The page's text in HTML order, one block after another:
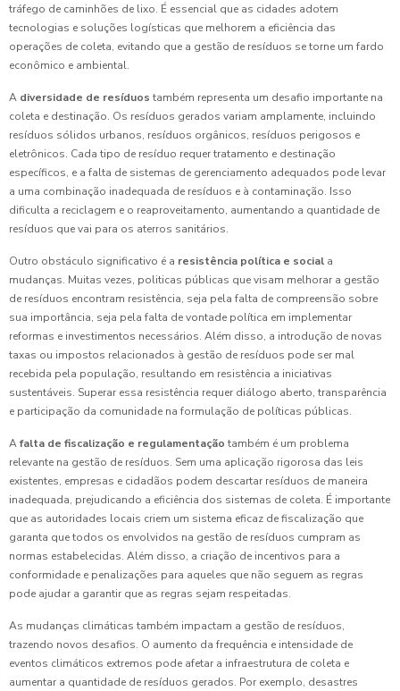
tráfego de caminhões de lixo. É essencial que as cidades adotem
tecnologias e soluções logísticas que melhorem a eficiência das
operações de coleta, evitando que a gestão de resíduos se torne um fardo
econômico e ambiental.
A diversidade de resíduos também representa um desafio importante na
coleta e destinação. Os resíduos gerados variam amplamente, incluindo
resíduos sólidos urbanos, resíduos orgânicos, resíduos perigosos e
eletrônicos. Cada tipo de resíduo requer tratamento e destinação
específicos, e a falta de sistemas de gerenciamento adequados pode levar
a uma combinação inadequada de resíduos e à contaminação. Isso
dificulta a reciclagem e o reaproveitamento, aumentando a quantidade de
resíduos que vai para os aterros sanitários.
Outro obstáculo significativo é a resistência política e social a
mudanças. Muitas vezes, politicas públicas que visam melhorar a gestão
de resíduos encontram resistência, seja pela falta de compreensão sobre
sua importância, seja pela falta de vontade política em implementar
reformas e investimentos necessários. Além disso, a introdução de novas
taxas ou impostos relacionados à gestão de resíduos pode ser mal
recebida pela população, resultando em resistência a iniciativas
sustentáveis. Superar essa resistência requer diálogo aberto, transparência
e participação da comunidade na formulação de políticas públicas.
Afalta de fiscalização e regulamentação também é um problema
relevante na gestão de resíduos. Sem uma aplicação rigorosa das leis
existentes, empresas e cidadãos podem descartar resíduos de maneira
inadequada, prejudicando a eficiência dos sistemas de coleta. É importante
que as autoridades locais criem um sistema eficaz de fiscalização que
garanta que todos os envolvidos na gestão de resíduos cumpram as
normas estabelecidas. Além disso, a criação de incentivos para a
conformidade e penalizações para aqueles que não seguem as regras
pode ajudar a garantir que as regras sejam respeitadas.
As mudanças climáticas também impactam a gestão de resíduos,
trazendo novos desafios. O aumento da frequência e intensidade de
eventos climáticos extremos pode afetar a infraestrutura de coleta e
aumentar a quantidade de resíduos gerados. Por exemplo, desastres